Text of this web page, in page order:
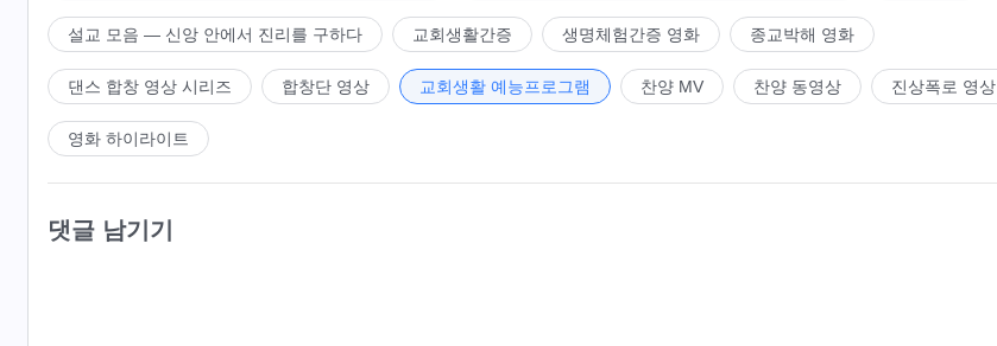
설교 모음 ― 신앙 안에서 진리를 구하다 교회생활간증 생명체험간증 영화 종교박해 영화
댄스 합창 영상 시리즈 합창단 영상 교회생활 예능프로그램 찬양 MV 찬양 동영상 진상폭로 영상
영화 하이라이트
댓글 남기기